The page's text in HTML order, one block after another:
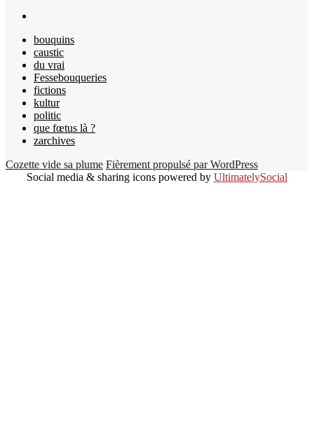
bouquins
caustic
du vrai
Fessebouqueries
fictions
kultur
politic
que fœtus là ?
zarchives
Cozette vide sa plume Fièrement propulsé par WordPress
Social media & sharing icons powered by UltimatelySocial